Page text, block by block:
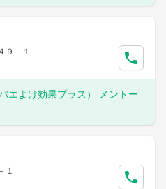
９－１
エよけ効果プラス） メントー
１